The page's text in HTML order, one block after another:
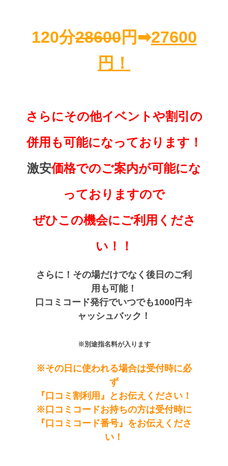
120分28600円➡27600
円！
さらにその他イベントや割引の
併用も可能になっております！
激安価格でのご案内が可能にな
っておりますので
ぜひこの機会にご利用くださ
い！！
さらに！その場だけでなく後日のご利
用も可能！
口コミコード発行でいつでも1000円キ
ャッシュバック！
※別途指名料が入ります
※その日に使われる場合は受付時に必
ず
『口コミ割利用』とお伝えください！
※口コミコードお持ちの方は受付時に
『口コミコード番号』をお伝えくださ
い！